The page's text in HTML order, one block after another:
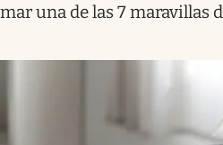
mar una de las 7 maravillas